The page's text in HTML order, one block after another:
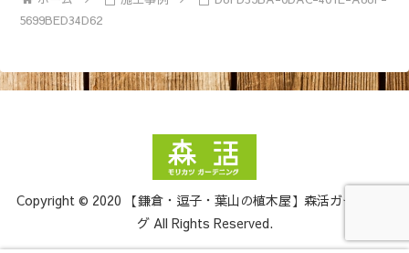
5699BED34D62
Copyright © 2020 【鎌倉・逗子・葉山の植木屋】森活ガーデニン
グ All Rights Reserved.